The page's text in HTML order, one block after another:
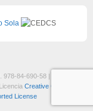
978-84-690-58 |
Creative Commons:
License